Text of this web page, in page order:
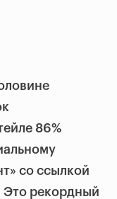
86%
со ссылкой
Это рекордный